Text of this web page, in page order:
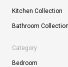
Kitchen Collection
Bathroom Collection
Category
Bedroom